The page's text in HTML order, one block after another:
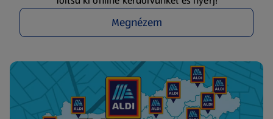
Megnézem